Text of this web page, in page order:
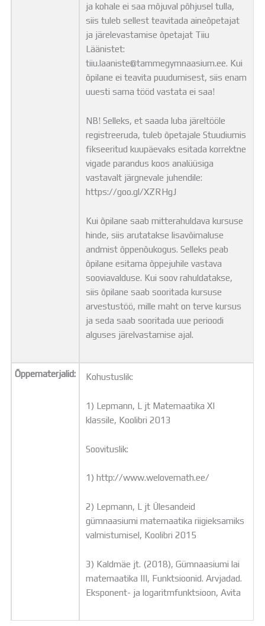
ja kohale ei saa mõjuval põhjusel tulla,
siis tuleb sellest teavitada aineõpetajat
ja järelevastamise õpetajat Tiiu
Läänistet:
tiiu.laaniste@tammegymnaasium.ee. Kui
õpilane ei teavita puudumisest, siis enam
uuesti sama tööd vastata ei saa!
NB! Selleks, et saada luba järeltööle
registreeruda, tuleb õpetajale Stuudiumis
fikseeritud kuupäevaks esitada korrektne
vigade parandus koos analüüsiga
vastavalt järgnevale juhendile:
https://goo.gl/XZRHgJ
Kui õpilane saab mitterahuldava kursuse
hinde, siis arutatakse lisavõimaluse
andmist õppenõukogus. Selleks peab
õpilane esitama õppejuhile vastava
sooviavalduse. Kui soov rahuldatakse,
siis õpilane saab sooritada kursuse
arvestustöö, mille maht on terve kursus
ja seda saab sooritada uue perioodi
alguses järelvastamise ajal.
Õppematerjalid: Kohustuslik:
1) Lepmann, L jt Matemaatika XI
klassile, Koolibri 2013
Soovituslik:
1) http://www.welovemath.ee/
2) Lepmann, L jt Ülesandeid
gümnaasiumi matemaatika riigieksamiks
valmistumisel, Koolibri 2015
3) Kaldmäe jt. (2018), Gümnaasiumi lai
matemaatika III, Funktsioonid. Arvjadad.
Eksponent- ja logaritmfunktsioon, Avita